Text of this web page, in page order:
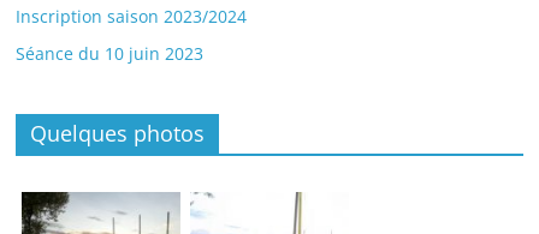
Inscription saison 2023/2024
Séance du 10 juin 2023
Quelques photos